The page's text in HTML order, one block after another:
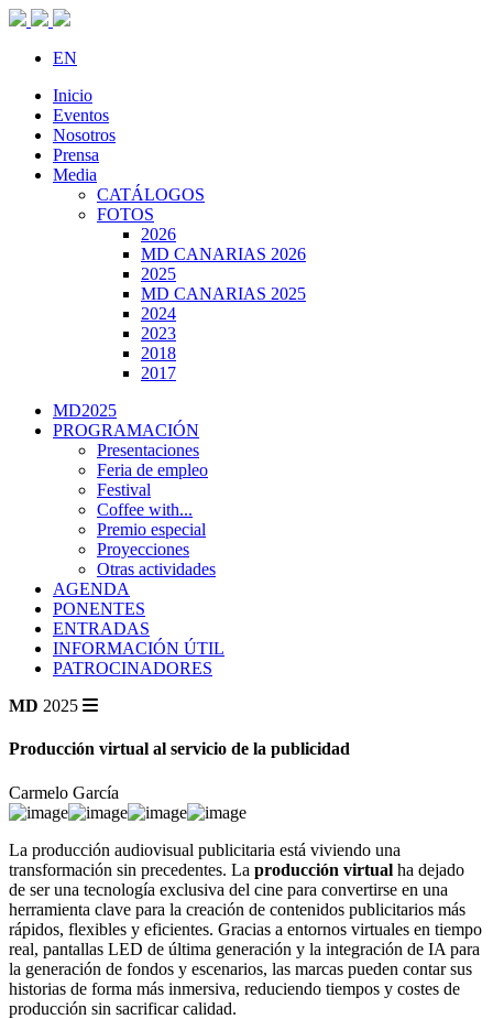
EN
Inicio
Eventos
Nosotros
Prensa
Media
CATÁLOGOS
FOTOS
2026
MD CANARIAS 2026
2025
MD CANARIAS 2025
2024
2023
2018
2017
MD2025
PROGRAMACIÓN
Presentaciones
Feria de empleo
Festival
Coffee with...
Premio especial
Proyecciones
Otras actividades
AGENDA
PONENTES
ENTRADAS
INFORMACIÓN ÚTIL
PATROCINADORES
MD 2025
Producción virtual al servicio de la publicidad
Carmelo García
La producción audiovisual publicitaria está viviendo una
transformación sin precedentes. La producción virtual ha dejado
de ser una tecnología exclusiva del cine para convertirse en una
herramienta clave para la creación de contenidos publicitarios más
rápidos, flexibles y eficientes. Gracias a entornos virtuales en tiempo
real, pantallas LED de última generación y la integración de IA para
la generación de fondos y escenarios, las marcas pueden contar sus
historias de forma más inmersiva, reduciendo tiempos y costes de
producción sin sacrificar calidad.